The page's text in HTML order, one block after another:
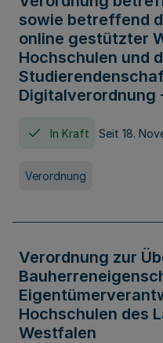
sowie betreffend
online gestützter
Hochschulen und
Digitalverordnung
In Kraft Seit 18.
Verordnung
Verordnung zur
Hochschulen des
Westfalen